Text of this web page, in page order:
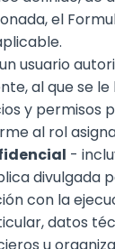
el
usuario
al que se
y permisos
al rol
-
divulgada
con la
datos